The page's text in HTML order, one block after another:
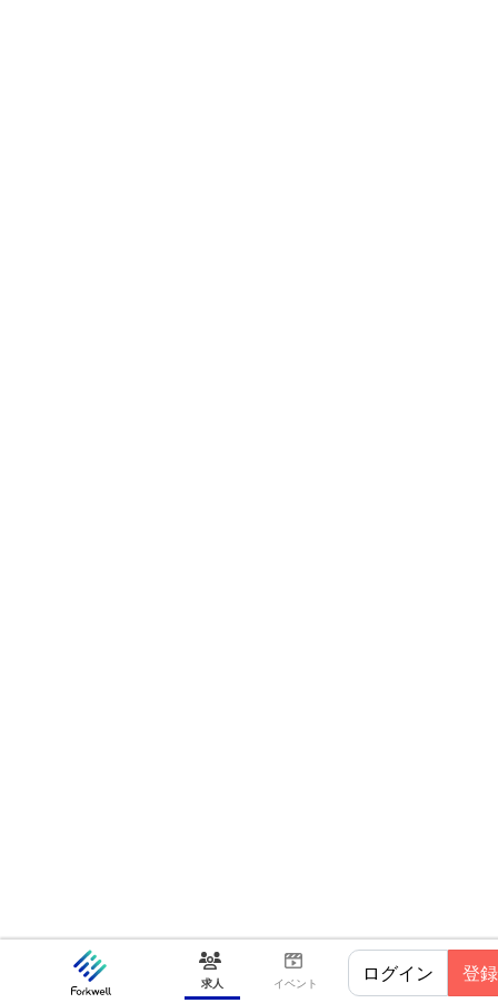
求人 イベント ログイン 登録